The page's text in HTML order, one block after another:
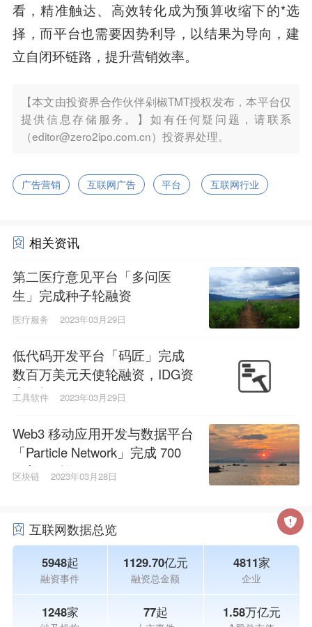
看，精准触达、高效转化成为预算收缩下的*选
择，而平台也需要因势利导，以结果为导向，建
立自闭环链路，提升营销效率。
【本文由投资界合作伙伴剁椒TMT授权发布，本平台仅
提供信息存储服务。】如有任何疑问题，请联系
（editor@zero2ipo.com.cn）投资界处理。
广告营销 互联网广告 平台 互联网行业
相关资讯
第二医疗意见平台「多问医
生」完成种子轮融资
医疗服务 2023年03月29日
低代码开发平台「码匠」完成
数百万美元天使轮融资，IDG资
本领投
工具软件 2023年03月29日
Web3 移动应用开发与数据平台
「Particle Network」完成 700
万美元融资
区块链 2023年03月28日
互联网数据总览
5948起
融资事件
1129.70亿元
融资总金额
4811家
企业
1248家 77起 1.58万亿元